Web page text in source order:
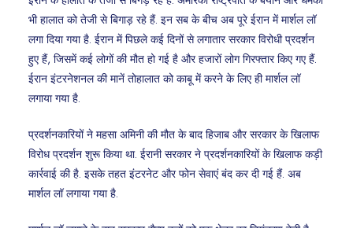
भी हालात को तेजी से बिगाड़ रहे हैं. इन सब के बीच अब पूरे ईरान में मार्शल लॉ
लगा दिया गया है. ईरान में पिछले कई दिनों से लगातार सरकार विरोधी प्रदर्शन
हुए हैं, जिसमें कई लोगों की मौत हो गई है और हजारों लोग गिरफ्तार किए गए हैं.
ईरान इंटरनेशनल की मानें तोहालात को काबू में करने के लिए ही मार्शल लॉ
लगाया गया है.
प्रदर्शनकारियों ने महसा अमिनी की मौत के बाद हिजाब और सरकार के खिलाफ
विरोध प्रदर्शन शुरू किया था. ईरानी सरकार ने प्रदर्शनकारियों के खिलाफ कड़ी
कार्रवाई की है. इसके तहत इंटरनेट और फोन सेवाएं बंद कर दी गई हैं. अब
मार्शल लॉ लगाया गया है.